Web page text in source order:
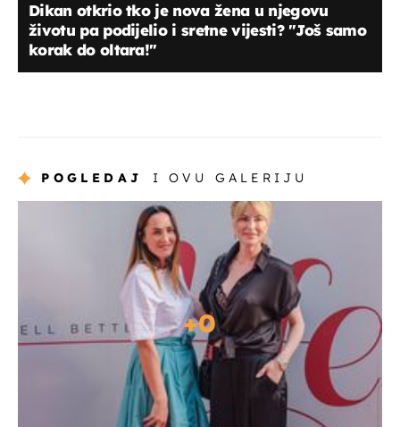
Dikan otkrio tko je nova žena u njegovu
životu pa podijelio i sretne vijesti? "Još samo
korak do oltara!"
POGLEDAJ I OVU GALERIJU
+0